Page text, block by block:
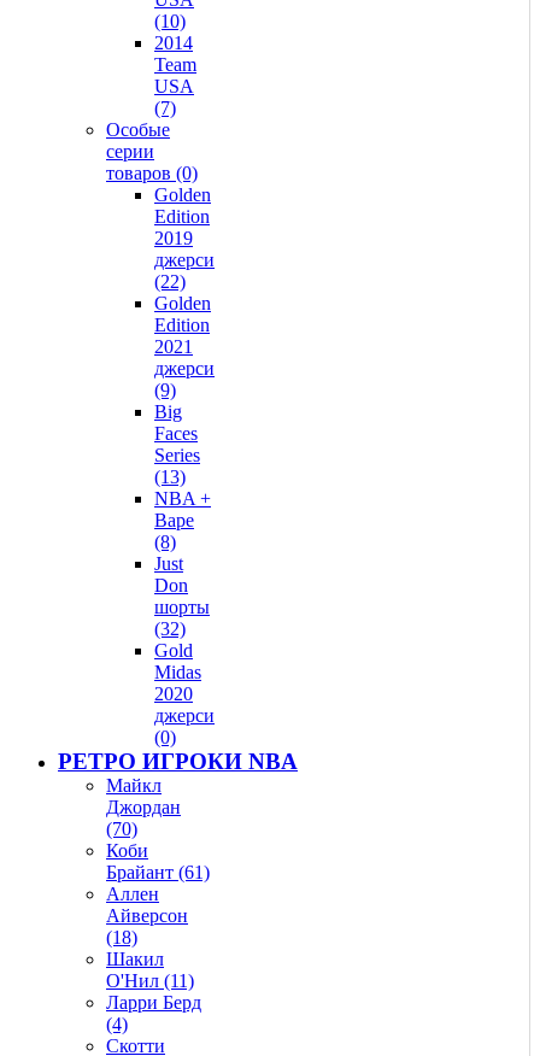
(10)
2014
Team
USA
(7)
Особые
серии
товаров (0)
Golden
Edition
2019
джерси
(22)
Golden
Edition
2021
джерси
(9)
Big
Faces
Series
(13)
NBA +
Bape
(8)
Just
Don
шорты
(32)
Gold
Midas
2020
джерси
(0)
РЕТРО ИГРОКИ NBA
Майкл
Джордан
(70)
Коби
Брайант (61)
Аллен
Айверсон
(18)
Шакил
О'Нил (11)
Ларри Берд
(4)
Скотти